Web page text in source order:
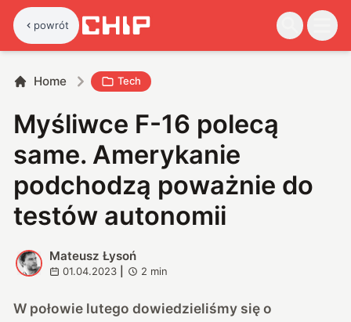
powrót
Home Tech
Myśliwce F-16 polecą
same. Amerykanie
podchodzą poważnie do
testów autonomii
M
Mateusz Łysoń
01.04.2023 2 min
W połowie lutego dowiedzieliśmy sięo